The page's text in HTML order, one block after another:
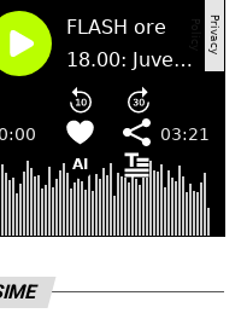
vertici del calcio
con grande
di Paratici
TOP NEWS